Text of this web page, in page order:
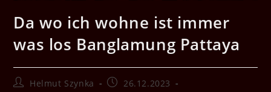
Da wo ich wohne ist immer
was los Banglamung Pattaya
Beitrags-
Helmut Szynka
Beitrag26.12.2023